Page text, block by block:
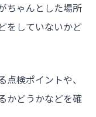
ちゃんとした場所
をしていないかど
検ポイントや、
かどうかなどを確